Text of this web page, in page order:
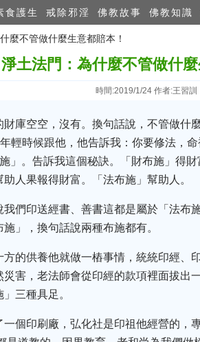
食護生 戒除邪淫 佛教故事 佛教知識
麼不管做什麼生意都賠本！
淨土法門：為什麼不管做什麼
時間:2019/1/24 作者:王習訓
庫空空，沒有。換句話說，不管做什
輕時候跟他，他告訴我：你要修法，
」。告訴我這個秘訣。「財布施」得
人果報得財富。「法布施」幫助人。
我們印送經書、善書這都是屬於「法
」，換句話說兩種布施都有。
的供養他就做一樁事情，統統印經、
害，老法師會從印經的款項裡面拔出
三種具足。
個印刷廠，弘化社是印祖他經營的，